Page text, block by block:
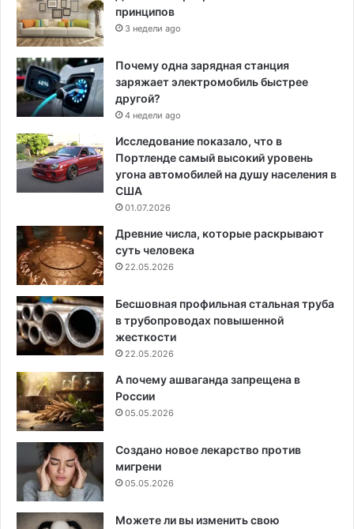
принципов
3 недели ago
Почему одна зарядная станция
заряжает электромобиль быстрее
другой?
4 недели ago
Исследование показало, что в
Портленде самый высокий уровень
угона автомобилей на душу населения в
США
01.07.2026
Древние числа, которые раскрывают
суть человека
22.05.2026
Бесшовная профильная стальная труба
в трубопроводах повышенной
жесткости
22.05.2026
А почему ашваганда запрещена в
России
05.05.2026
Создано новое лекарство против
мигрени
05.05.2026
Можете ли вы изменить свою